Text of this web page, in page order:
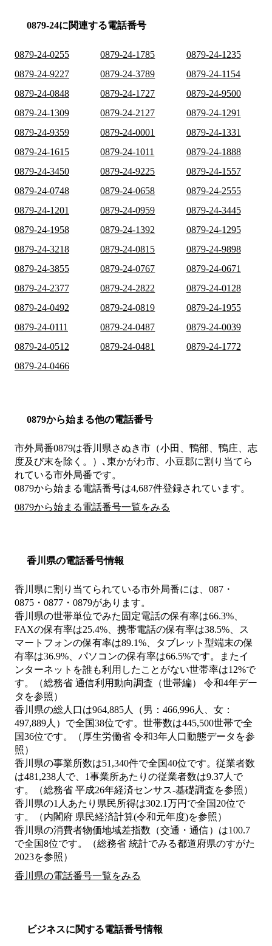
0879-24に関連する電話番号
0879-24-0255 0879-24-1785
0879-24-1235
0879-24-9227
0879-24-3789
0879-24-1154
0879-24-0848
0879-24-1727
0879-24-9500
0879-24-1309
0879-24-2127
0879-24-1291
0879-24-9359
0879-24-0001
0879-24-1331
0879-24-1615
0879-24-1011
0879-24-1888
0879-24-3450
0879-24-9225
0879-24-1557
0879-24-0748
0879-24-0658
0879-24-2555
0879-24-1201
0879-24-0959
0879-24-3445
0879-24-1958
0879-24-1392
0879-24-1295
0879-24-3218
0879-24-0815
0879-24-9898
0879-24-3855
0879-24-0767
0879-24-0671
0879-24-2377
0879-24-2822
0879-24-0128
0879-24-0492
0879-24-0819
0879-24-1955
0879-24-0111
0879-24-0487
0879-24-0039
0879-24-0512
0879-24-0481
0879-24-1772
0879-24-0466
0879から始まる他の電話番号
市外局番0879は香川県さぬき市（小田、鴨部、鴨庄、志
度及び末を除く。）､東かがわ市、小豆郡に割り当てら
れている市外局番です。
0879から始まる電話番号は4,687件登録されています。
0879から始まる電話番号一覧をみる
香川県の電話番号情報
香川県に割り当てられている市外局番には、087・
0875・0877・0879があります。
香川県の世帯単位でみた固定電話の保有率は66.3%、
FAXの保有率は25.4%、携帯電話の保有率は38.5%、ス
マートフォンの保有率は89.1%、タブレット型端末の保
有率は36.9%、パソコンの保有率は66.5%です。またイ
ンターネットを誰も利用したことがない世帯率は12%で
す。（総務省 通信利用動向調査（世帯編） 令和4年デー
タを参照）
香川県の総人口は964,885人（男：466,996人、女：
497,889人）で全国38位です。世帯数は445,500世帯で全
国36位です。（厚生労働省 令和3年人口動態データを参
照）
香川県の事業所数は51,340件で全国40位です。従業者数
は481,238人で、1事業所あたりの従業者数は9.37人で
す。（総務省 平成26年経済センサス‐基礎調査を参照）
香川県の1人あたり県民所得は302.1万円で全国20位で
す。（内閣府 県民経済計算(令和元年度)を参照）
香川県の消費者物価地域差指数（交通・通信）は100.7
で全国8位です。（総務省 統計でみる都道府県のすがた
2023を参照）
香川県の電話番号一覧をみる
ビジネスに関する電話番号情報